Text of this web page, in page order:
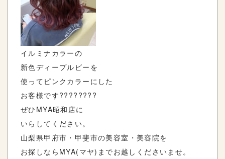
イルミナカラーの
新色ディープルビーを
使ってピンクカラーにした
お客様です????????
ぜひ MYA昭和店に
いらしてください。
山梨県甲府市・甲斐市の美容室・美容院を
お探しなら MYA( マヤ) までお越しくださいませ。